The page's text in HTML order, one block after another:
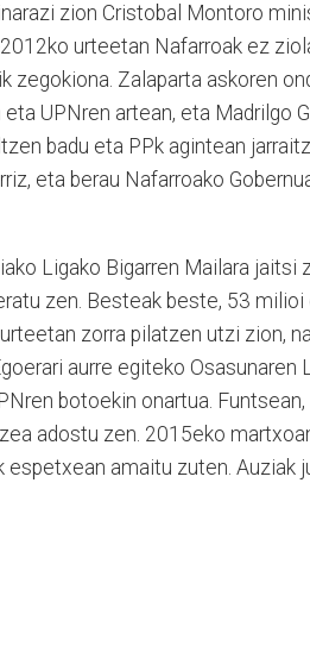
zion Cristobal Montoro
urteetan Nafarroak ez
zegokiona. Zalaparta askoren
UPNren artean, eta Madrilgo
badu eta PPk agintean
eta berau Nafarroako
Ligako Bigarren Mailara jaitsi
zen. Besteak beste, 53 milioi
zorra pilatzen utzi zion,
aurre egiteko Osasunaren
botoekin onartua.
adostu zen. 2015eko
espetxean amaitu zuten. Auziak